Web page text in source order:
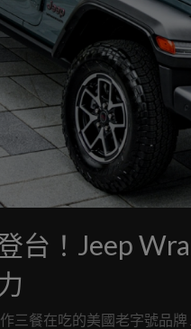
台！Jeep
三餐在吃的美國老字號品